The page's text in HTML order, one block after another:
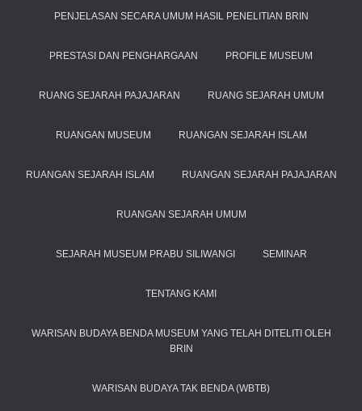
PENJELASAN SECARA UMUM HASIL PENELITIAN BRIN
PRESTASI DAN PENGHARGAAN PROFILE MUSEUM
RUANG SEJARAH PAJAJARAN RUANG SEJARAH UMUM
RUANGAN MUSEUM RUANGAN SEJARAH ISLAM
RUANGAN SEJARAH ISLAM RUANGAN SEJARAH PAJAJARAN
RUANGAN SEJARAH UMUM
SEJARAH MUSEUM PRABU SILIWANGI SEMINAR
TENTANG KAMI
WARISAN BUDAYA BENDA MUSEUM YANG TELAH DITELITI OLEH
BRIN
WARISAN BUDAYA TAK BENDA (WBTB)